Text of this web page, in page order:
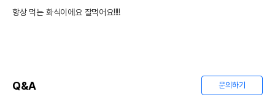
항상 먹는 화식이에요 잘먹어요!!!!
Q&A 문의하기